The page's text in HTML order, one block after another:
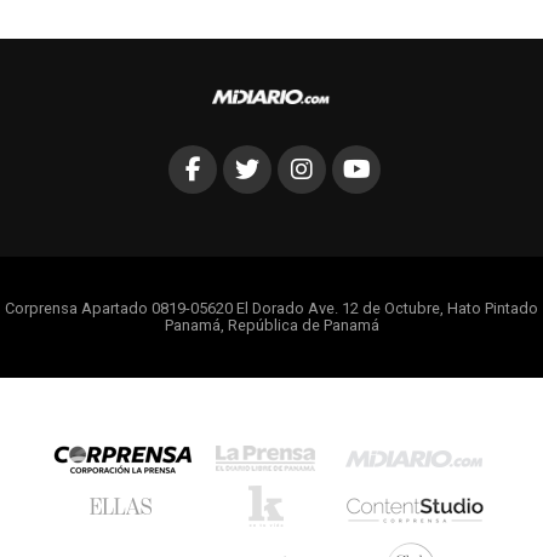
Corprensa Apartado 0819-05620 El Dorado Ave. 12 de Octubre, Hato Pintado
Panamá, República de Panamá